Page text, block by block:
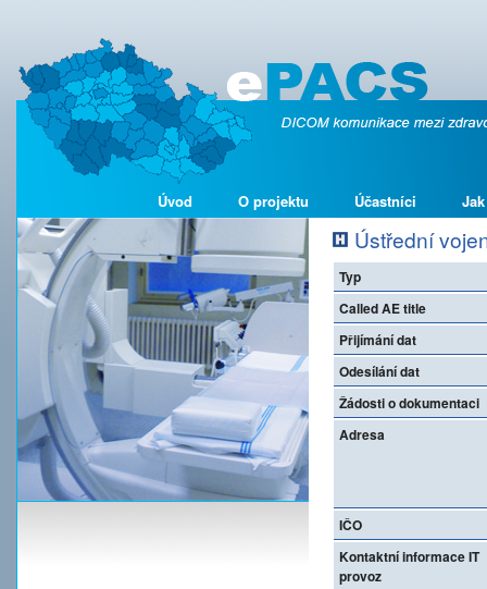
Úvod O projektu Účastníci
Ústřední
Typ
Called AE title
Přijímání dat
Odesílání dat
Žádosti o dokumentaci
Adresa
IČO
Kontaktní informace IT
provoz